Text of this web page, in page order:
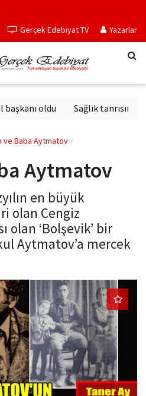
Gerçek Edebiyat TV Yazarlar
oldu Sağlık tanrısının
ve Baba Aytmatov
Aytmatov
en büyük
olan Cengiz
olan ‘Bolşevik’ bir
Aytmatov’a mercek